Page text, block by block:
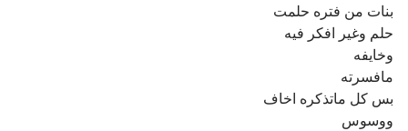
بنات من فتره حلمت
حلم وغير افكر فيه
وخايفه
مافسرته
بس كل ماتذكره اخاف
ووسوس